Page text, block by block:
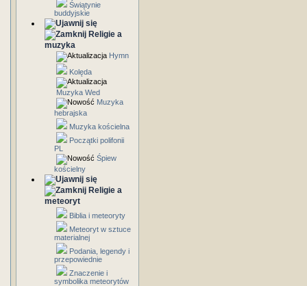
Świątynie
buddyjskie
Religie a
muzyka
Hymn
Kolęda
Muzyka Wed
Muzyka
hebrajska
Muzyka kościelna
Początki polifonii
PL
Śpiew
kościelny
Religie a
meteoryt
Biblia i meteoryty
Meteoryt w sztuce
materialnej
Podania, legendy i
przepowiednie
Znaczenie i
symbolika meteorytów